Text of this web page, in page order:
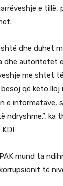
e tillë,
dhe duhet
dhe autoritetet
me shtet
që këto lloj
e informatave,
ndryshme.”, ka
mund ta
të